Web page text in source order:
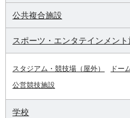
公共複合施設
スポーツ・エンタテインメント
スタジアム・競技場（屋外）
ドー
公営競技施設
学校